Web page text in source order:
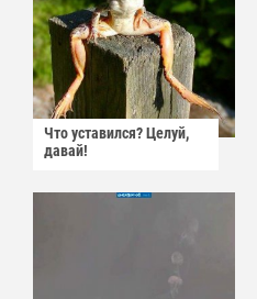
Что уставился? Целуй,
давай!